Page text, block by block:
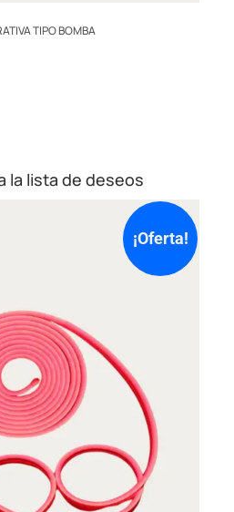
TIPO BOMBA
la lista de deseos
¡Oferta!